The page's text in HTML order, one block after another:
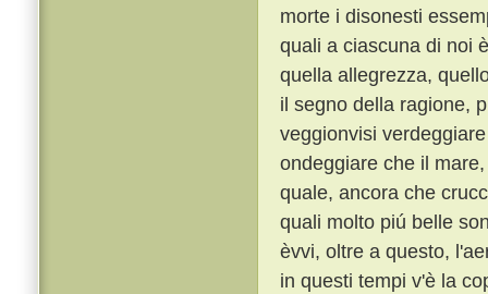
morte i disonesti
quali a ciascuna di noi
quella allegrezza,
il segno della ragione,
veggionvisi
ondeggiare che il
quale, ancora che
quali molto piú belle
èvvi, oltre a questo,
in questi tempi v'è la